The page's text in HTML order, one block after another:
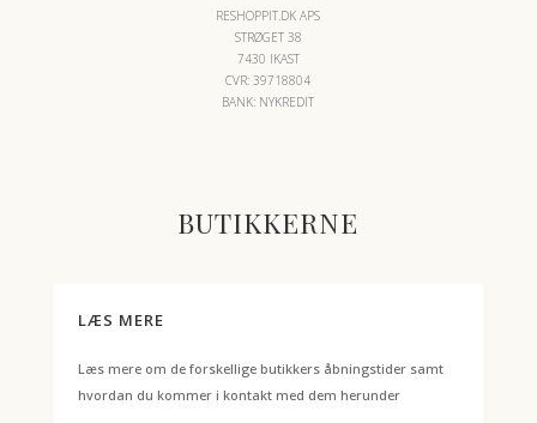
RESHOPPIT.DK APS
STRØGET 38
7430 IKAST
CVR: 39718804
BANK: NYKREDIT
BUTIKKERNE
LÆS MERE
Læs mere om de forskellige butikkers åbningstider samt
hvordan du kommer i kontakt med dem herunder